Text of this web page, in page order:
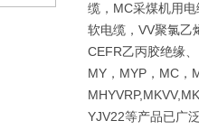
缆，MC采煤机用
软电缆，VV聚氯乙
CEFR乙丙胶绝缘
MY，MYP，MC，
YJV22等产品已广